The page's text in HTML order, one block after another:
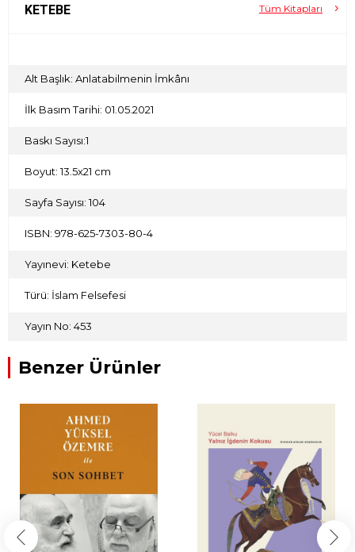
KETEBE Tüm Kitapları
Alt Başlık: Anlatabilmenin İmkânı
İlk Basım Tarihi: 01.05.2021
Baskı Sayısı:1
Boyut: 13.5x21 cm
Sayfa Sayısı: 104
ISBN: 978-625-7303-80-4
Yayınevi: Ketebe
Türü: İslam Felsefesi
Yayın No: 453
Benzer Ürünler